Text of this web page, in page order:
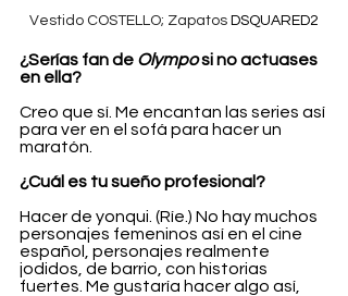
Vestido COSTELLO; Zapatos DSQUARED2
¿Serías fan de Olympo si no actuases
en ella?
Creo que sí. Me encantan las series así
para ver en el sofá para hacer un
maratón.
¿Cuál es tu sueño profesional?
Hacer de yonqui. (Ríe.) No hay muchos
personajes femeninos así en el cine
español, personajes realmente
jodidos, de barrio, con historias
fuertes. Me gustaría hacer algo así,